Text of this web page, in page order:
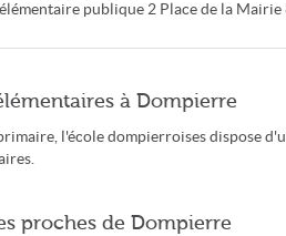
publique2 Place de la Mairie
à Dompierre
l'école dompierroises dispose
proches de Dompierre